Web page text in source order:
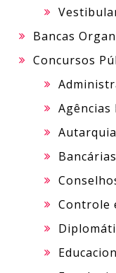
Bancas
Concursos
Agências
Controle